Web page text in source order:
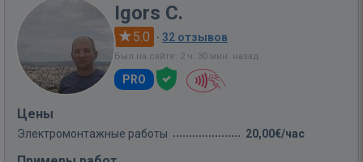
Igors C.
5.0 · 32 отзывов
Был на сайте: 2 ч. 30 мин. назад
PRO
Цены
Электромонтажные работы 20,00€/час